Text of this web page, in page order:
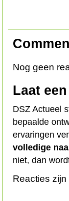
Nog geen
Laat
DSZ Actueel
bepaalde
ervaringen
volledige
niet, dan
Reacties